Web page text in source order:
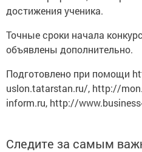
достижения ученика.
Точные сроки начала
объявлены дополнительно.
Подготовлено при помощи
uslon.tatarstan.ru/, http://
inform.ru, http://
Следите за самым